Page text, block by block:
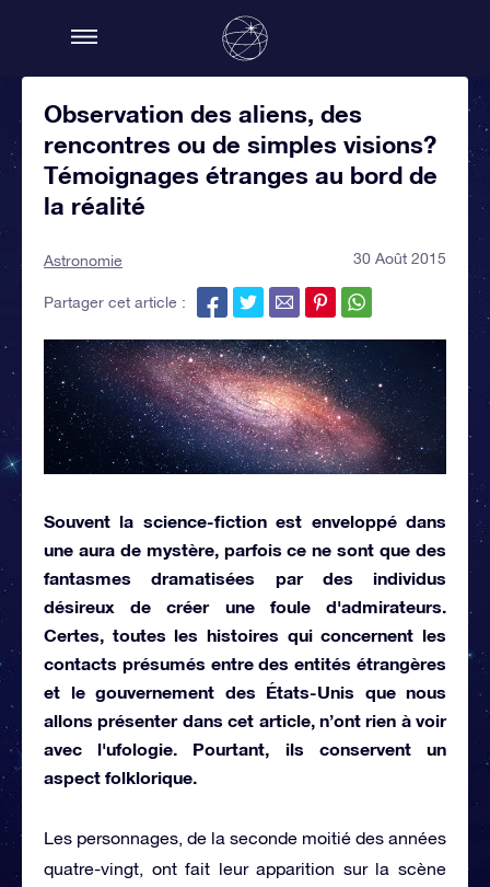
Observation des aliens, des
rencontres ou de simples visions?
Témoignages étranges au bord de
la réalité
Astronomie 30 Août 2015
Partager cet article :
Souvent la science-fiction est enveloppé dans
une aura de mystère, parfois ce ne sont que des
fantasmes dramatisées par des individus
désireux de créer une foule d'admirateurs.
Certes, toutes les histoires qui concernent les
contacts présumés entre des entités étrangères
et le gouvernement des États-Unis que nous
allons présenter dans cet article, n’ont rien à voir
avec l'ufologie. Pourtant, ils conservent un
aspect folklorique.
Les personnages, de la seconde moitié des années
quatre-vingt, ont fait leur apparition sur la scène